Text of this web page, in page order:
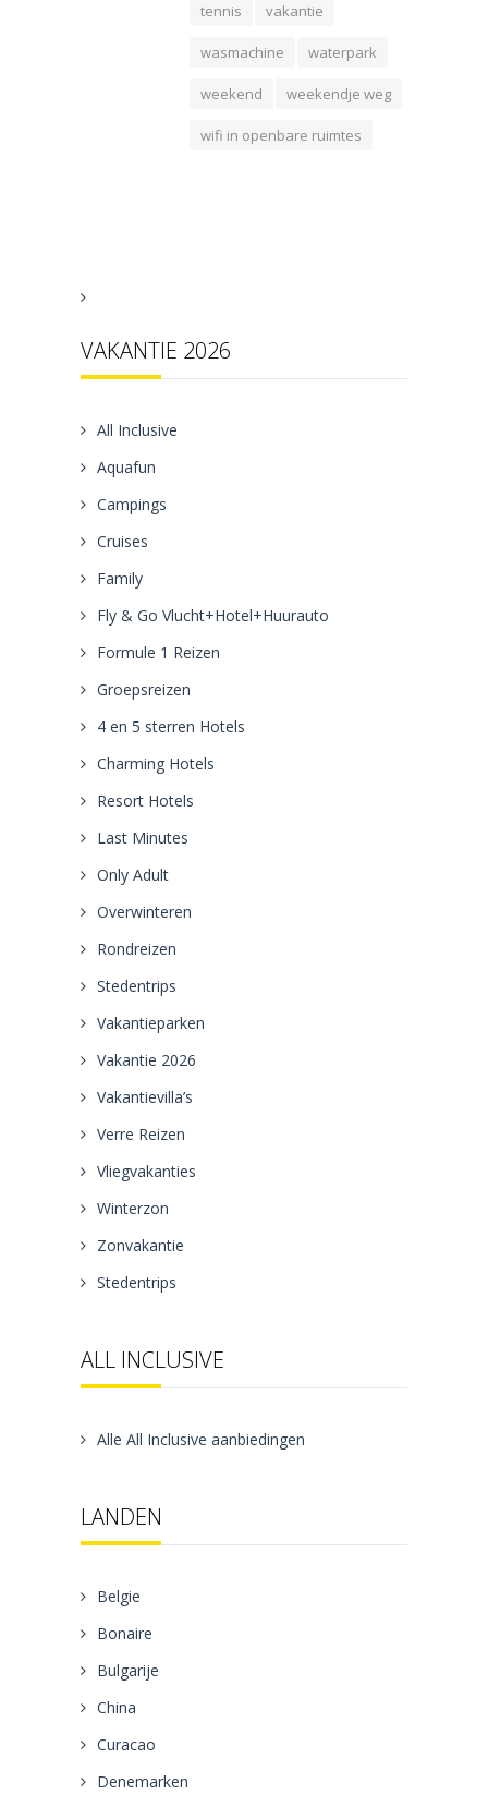
tennis vakantie
wasmachine waterpark
weekend weekendje weg
wifi in openbare ruimtes
VAKANTIE 2026
All Inclusive
Aquafun
Campings
Cruises
Family
Fly & Go Vlucht+Hotel+Huurauto
Formule 1 Reizen
Groepsreizen
4 en 5 sterren Hotels
Charming Hotels
Resort Hotels
Last Minutes
Only Adult
Overwinteren
Rondreizen
Stedentrips
Vakantieparken
Vakantie 2026
Vakantievilla’s
Verre Reizen
Vliegvakanties
Winterzon
Zonvakantie
Stedentrips
ALL INCLUSIVE
Alle All Inclusive aanbiedingen
LANDEN
Belgie
Bonaire
Bulgarije
China
Curacao
Denemarken